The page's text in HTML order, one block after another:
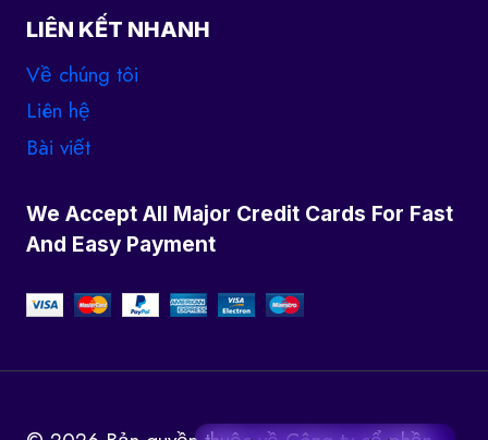
LIÊN KẾT NHANH
Về chúng tôi
Liên hệ
Bài viết
We Accept All Major Credit Cards For Fast
And Easy Payment